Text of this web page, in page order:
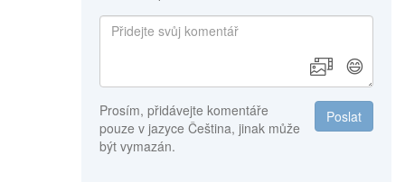
😄
Poslat
Prosím, přidávejte komentáře
pouze v jazyce Čeština, jinak může
být vymazán.